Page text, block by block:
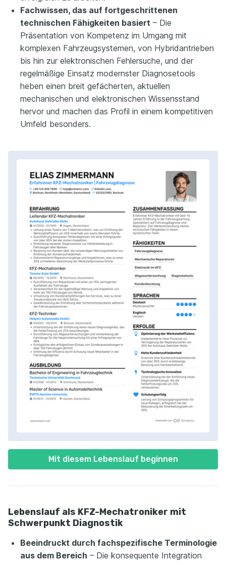
Mit diesem Lebenslauf beginnen
Fachwissen, das auf fortgeschrittenen
technischen Fähigkeiten basiert – Die
Präsentation von Kompetenz im Umgang mit
komplexen Fahrzeugsystemen, von Hybridantrieben
bis hin zur elektronischen Fehlersuche, und der
regelmäßige Einsatz modernster Diagnosetools
heben einen breit gefächerten, aktuellen
mechanischen und elektronischen Wissensstand
hervor und machen das Profil in einem kompetitiven
Umfeld besonders.
Lebenslauf als KFZ-Mechatroniker mit
Schwerpunkt Diagnostik
Beeindruckt durch fachspezifische Terminologie
aus dem Bereich – Die konsequente Integration